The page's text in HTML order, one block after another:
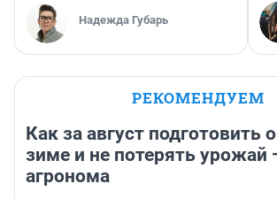
Надежда Губарь
РЕКОМЕНДУЕМ
Как за август подготовить
зиме и не потерять урожай
агронома